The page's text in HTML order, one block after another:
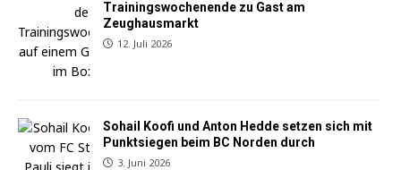
Trainingswochenende zu Gast am
Zeughausmarkt
12. Juli 2026
Sohail Koofi und Anton Hedde setzen sich mit
Punktsiegen beim BC Norden durch
3. Juni 2026